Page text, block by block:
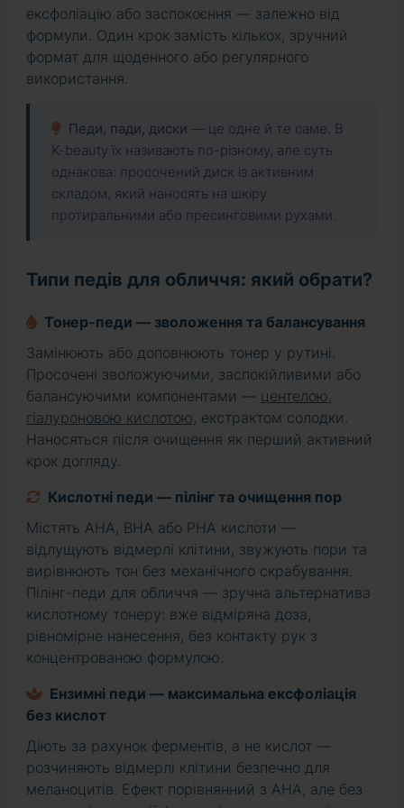
ексфоліацію або заспокоєння — залежно від
формули. Один крок замість кількох, зручний
формат для щоденного або регулярного
використання.
Педи, пади, диски — це одне й те саме. В
K-beauty їх називають по-різному, але суть
однакова: просочений диск із активним
складом, який наносять на шкіру
протиральними або пресинговими рухами.
Типи педів для обличчя: який обрати?
Тонер-педи — зволоження та балансування
Замінюють або доповнюють тонер у рутині.
Просочені зволожуючими, заспокійливими або
балансуючими компонентами — центелою,
гіалуроновою кислотою, екстрактом солодки.
Наносяться після очищення як перший активний
крок догляду.
Кислотні педи — пілінг та очищення пор
Містять AHA, BHA або PHA кислоти —
відлущують відмерлі клітини, звужують пори та
вирівнюють тон без механічного скрабування.
Пілінг-педи для обличчя — зручна альтернатива
кислотному тонеру: вже відміряна доза,
рівномірне нанесення, без контакту рук з
концентрованою формулою.
Ензимні педи — максимальна ексфоліація
без кислот
Діють за рахунок ферментів, а не кислот —
розчиняють відмерлі клітини безпечно для
меланоцитів. Ефект порівнянний з AHA, але без